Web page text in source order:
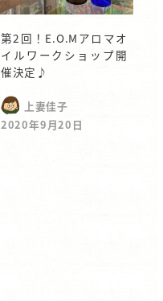
第2回！E.O.Mアロマオ
イルワークショップ開
催決定♪
上妻佳子
2020年9月20日